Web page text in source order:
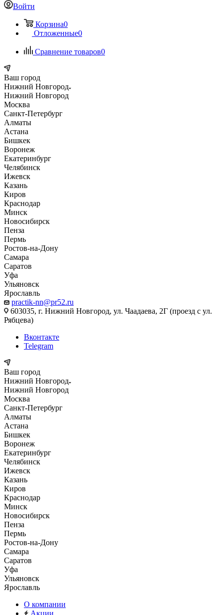
Войти
Корзина0
Отложенные0
Сравнение товаров0
Ваш город
Нижний Новгород
Нижний Новгород
Москва
Санкт-Петербург
Алматы
Астана
Бишкек
Воронеж
Екатеринбург
Челябинск
Ижевск
Казань
Киров
Краснодар
Минск
Новосибирск
Пенза
Пермь
Ростов-на-Дону
Самара
Саратов
Уфа
Ульяновск
Ярославль
practik-nn@pr52.ru
603035, г. Нижний Новгород, ул. Чаадаева, 2Г (проезд с ул.
Рябцева)
Вконтакте
Telegram
Ваш город
Нижний Новгород
Нижний Новгород
Москва
Санкт-Петербург
Алматы
Астана
Бишкек
Воронеж
Екатеринбург
Челябинск
Ижевск
Казань
Киров
Краснодар
Минск
Новосибирск
Пенза
Пермь
Ростов-на-Дону
Самара
Саратов
Уфа
Ульяновск
Ярославль
О компании
Акции